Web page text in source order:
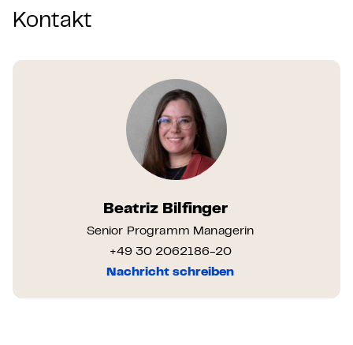
Kontakt
Beatriz Bilfinger
Senior Programm Managerin
+49 30 2062186-20
Nachricht schreiben